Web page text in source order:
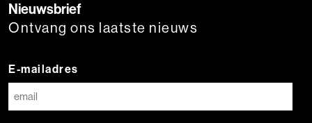
Nieuwsbrief
Ontvang ons laatste nieuws
E-mailadres